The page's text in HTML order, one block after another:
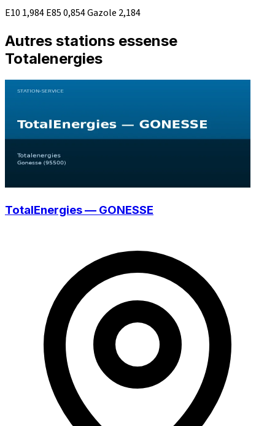
E10 1,984E850,854Gazole 2,184
Autres stations essense
Totalenergies
TotalEnergies — GONESSE